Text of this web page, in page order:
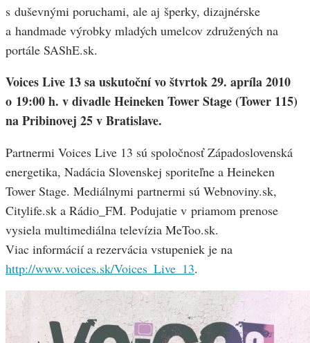
s duševnými poruchami, ale aj šperky, dizajnérske
a handmade výrobky mladých umelcov združených na
portále SAShE.sk.
Voices Live 13 sa uskutoční vo štvrtok 29. apríla 2010
o 19:00 h. v divadle Heineken Tower Stage (Tower 115)
na Pribinovej 25 v Bratislave.
Partnermi Voices Live 13 sú spoločnosť Západoslovenská
energetika, Nadácia Slovenskej sporiteľne a Heineken
Tower Stage. Mediálnymi partnermi sú Webnoviny.sk,
Citylife.sk a Rádio_FM. Podujatie v priamom prenose
vysiela multimediálna televízia MeToo.sk.
Viac informácií a rezervácia vstupeniek je na
http://www.voices.sk/Voices_Live_13.